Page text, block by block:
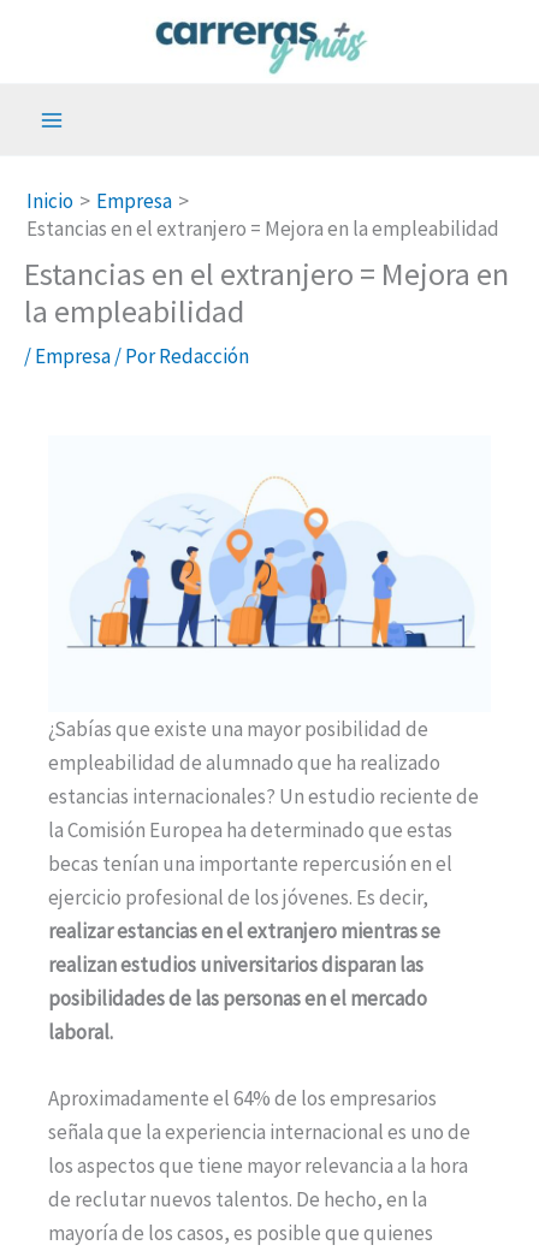
Inicio
Empresa
Estancias en el extranjero = Mejora en la empleabilidad
Estancias en el extranjero = Mejora en
la empleabilidad
/Empresa/ PorRedacción
¿Sabías que existe una mayor posibilidad de
empleabilidad de alumnado que ha realizado
estancias internacionales? Un estudio reciente de
la Comisión Europea ha determinado que estas
becas tenían una importante repercusión en el
ejercicio profesional de los jóvenes. Es decir,
realizar estancias en el extranjero mientras se
realizan estudios universitarios disparan las
posibilidades de las personas en el mercado
laboral.
Aproximadamente el 64% de los empresarios
señala que la experiencia internacional es uno de
los aspectos que tiene mayor relevancia a la hora
de reclutar nuevos talentos. De hecho, en la
mayoría de los casos, es posible que quienes